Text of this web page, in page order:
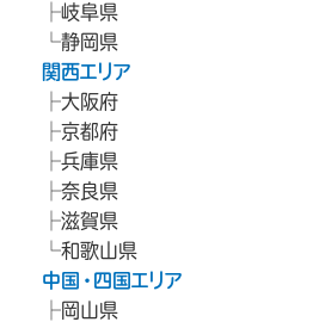
岐阜県
静岡県
関西エリア
大阪府
京都府
兵庫県
奈良県
滋賀県
和歌山県
中国・四国エリア
岡山県